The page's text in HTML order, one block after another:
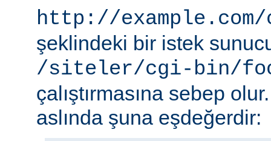
http://
şeklindeki bir istek
/siteler/cgi-bin/
çalıştırmasına sebep
aslında şuna eşdeğerdir: